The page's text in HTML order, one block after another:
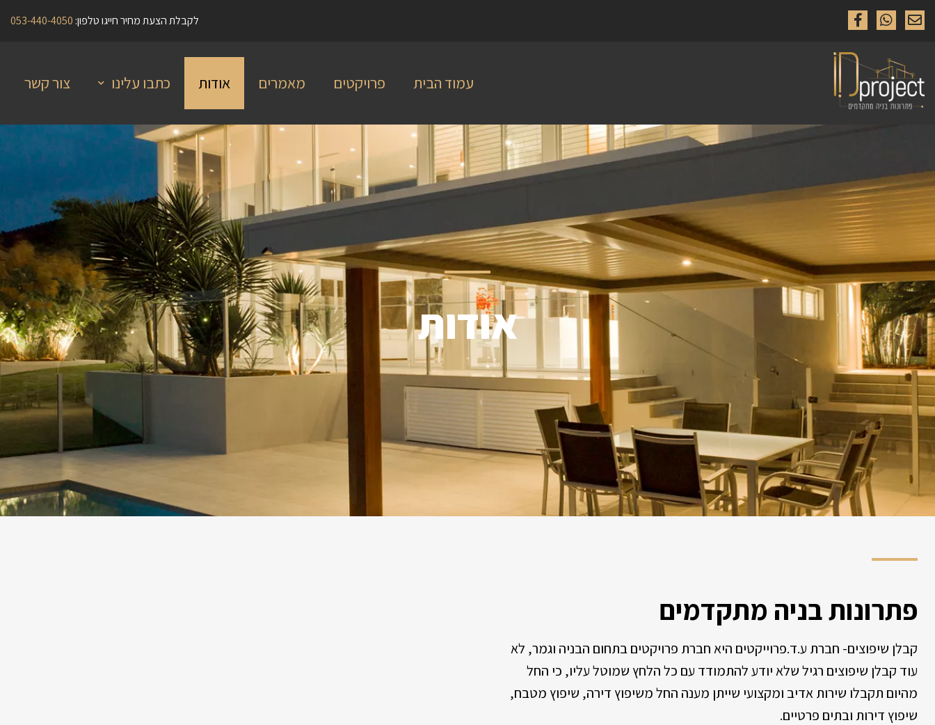
לקבלת הצעת מחיר חייגו טלפון: 053-440-4050
עמוד הבית פרויקטים מאמרים אודות כתבו עלינו צור קשר
אודות
פתרונות בניה מתקדמים
קבלן שיפוצים- חברת ע.ד.פרוייקטים היא חברת פרויקטים בתחום הבניה וגמר, לא
עוד קבלן שיפוצים רגיל שלא יודע להתמודד עם כל הלחץ שמוטל עליו, כי החל
מהיום תקבלו שירות אדיב ומקצועי שייתן מענה החל משיפוץ דירה, שיפוץ מטבח,
שיפוץ דירות ובתים פרטיים.